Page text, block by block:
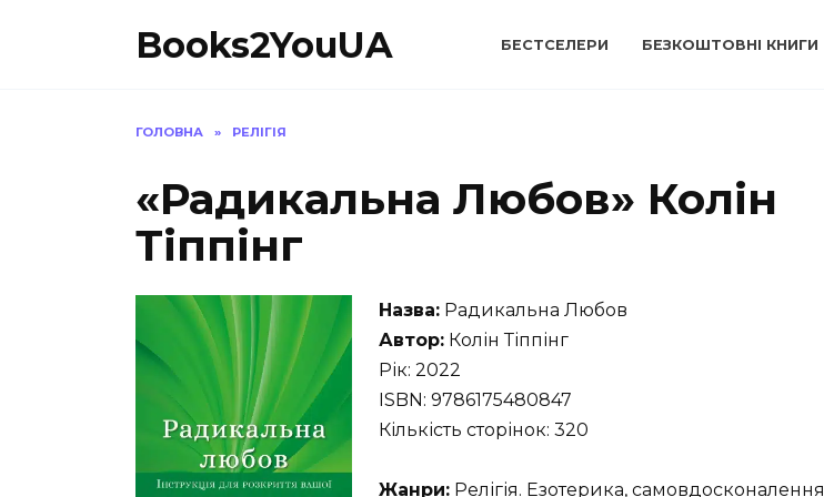
Books2YouUA БЕСТСЕЛЕРИ БЕЗКОШТОВНІ КНИГИ
ГОЛОВНА » РЕЛІГІЯ
«Радикальна Любов» Колін
Тіппінг
Назва: Радикальна Любов
Автор: Колін Тіппінг
Рік: 2022
ISBN: 9786175480847
Кількість сторінок: 320
Жанри: Релігія. Езотерика, самовдосконалення